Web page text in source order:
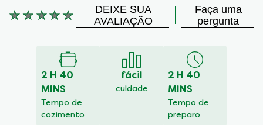
Nenhuma
DEIXE SUA
AVALIAÇÃO
Faça uma
pergunta
2 H 40
MINS
Tempo de
cozimento
fácil
culdade
2 H 40
MINS
Tempo de
preparo